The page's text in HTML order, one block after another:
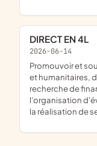
DIRECT EN 4L
2026-06-14
promouvoir et soutenir des projets étudiants solidaires
et humanitaires,
recherche de
l'organisation
la réalisation de